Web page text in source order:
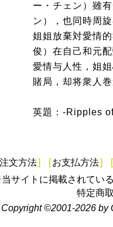
ー・チェン）雖
ン），也同時周
姐姐放棄対愛情
俊）在自己和元
愛情与人性，姐
賭局，却将衆人
英題：-Ripples
文方法] [お支払方法] [
サイトに掲載されてい
特定商
Copyright ©2001-2026 by